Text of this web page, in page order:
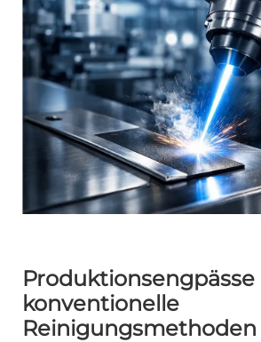
konventionelle
Reinigungsmethoden